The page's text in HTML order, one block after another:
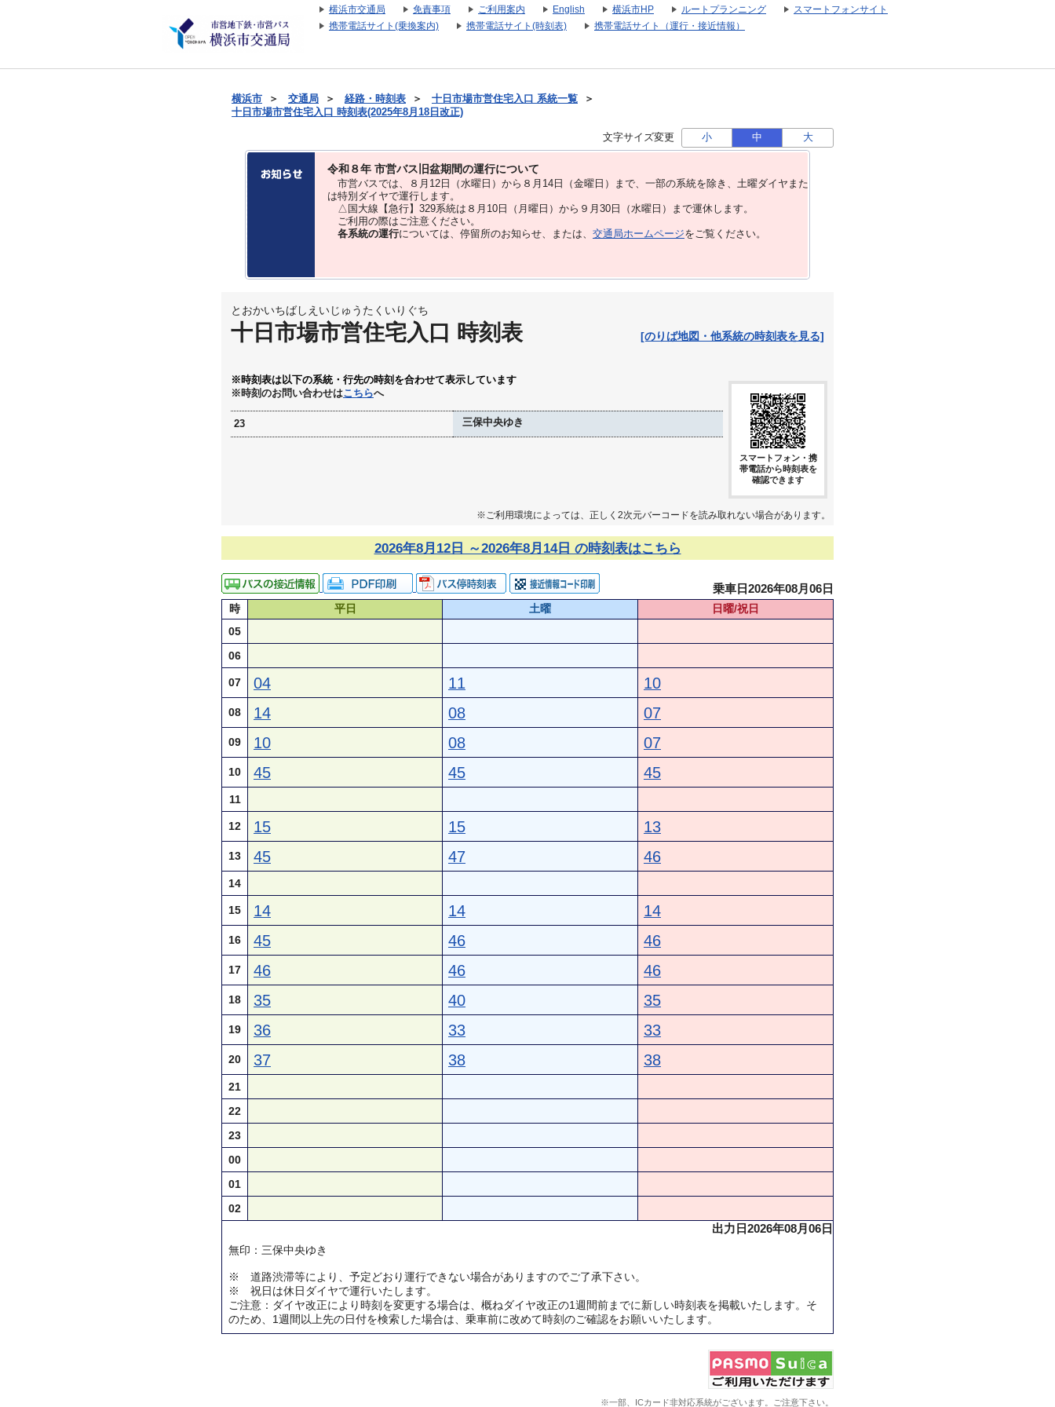
横浜市交通局 免責事項 ご利用案内 English 横浜市HP ルートプランニング
スマートフォンサイト
携帯電話サイト(乗換案内)
携帯電話サイト(時刻表) 携帯電話サイト（運行・接近情報）
横浜市 ＞ 交通局 ＞ 経路・時刻表 ＞ 十日市場市営住宅入口 系統一覧 ＞
十日市場市営住宅入口 時刻表(2025年8月18日改正)
文字サイズ変更 小 中 大
令和８年 市営バス旧盆期間の運行について
市営バスでは、８⽉12⽇（水曜日）から８⽉14⽇（金曜日）まで、⼀部の系統を除き、⼟曜ダイヤまた
は特別ダイヤで運⾏します。
△国大線【急行】329系統は８月10日（月曜日）から９月30日（水曜日）まで運休します。
ご利用の際はご注意ください。
各系統の運行については、停留所のお知らせ、または、 交通局ホームページをご覧ください。
とおかいちばしえいじゅうたくいりぐち
十日市場市営住宅入口 時刻表 [のりば地図・他系統の時刻表を見る]
※時刻表は以下の系統・行先の時刻を合わせて表示しています
※時刻のお問い合わせはこちらへ
23 三保中央ゆき
スマートフォン・携
帯電話から時刻表を
確認できます
※ご利用環境によっては、正しく2次元バーコードを読み取れない場合があります。
2026年8月12日 ～2026年8月14日 の時刻表はこちら
乗車日2026年08月06日
時 平日 土曜
日曜/祝日
05
06
07 04 11 10
08 14 08 07
09 10 08 07
10 45 45 45
11
12 15 15 13
13 45 47 46
14
15 14 14 14
16 45 46 46
17 46 46 46
18 35 40 35
19 36 33 33
20 37 38 38
21
22
23
00
01
02
出力日2026年08月06日
無印：三保中央ゆき
※ 道路渋滞等により、予定どおり運行できない場合がありますのでご了承下さい。
※ 祝日は休日ダイヤで運行いたします。
ご注意：ダイヤ改正により時刻を変更する場合は、概ねダイヤ改正の1週間前までに新しい時刻表を掲載いたします。そ
のため、1週間以上先の日付を検索した場合は、乗車前に改めて時刻のご確認をお願いいたします。
※一部、ICカード非対応系統がございます。ご注意下さい。